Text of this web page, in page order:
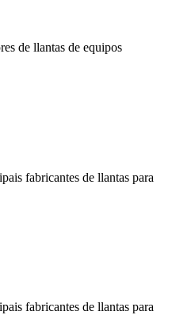
de llantas de equipos
fabricantes de llantas para
fabricantes de llantas para